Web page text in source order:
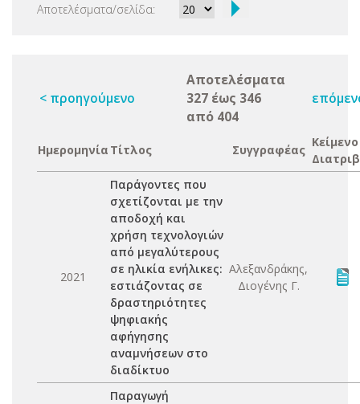
Αποτελέσματα/σελίδα:
< προηγούμενο
Αποτελέσματα
327 έως 346
από 404
Ημερομηνία Τίτλος Συγγραφέας
Κείμενο
2021
Παράγοντες που
σχετίζονται με την
αποδοχή και
χρήση τεχνολογιών
από μεγαλύτερους
σε ηλικία ενήλικες:
εστιάζοντας σε
δραστηριότητες
ψηφιακής
αφήγησης
αναμνήσεων στο
διαδίκτυο
Αλεξανδράκης,
Διογένης Γ.
Παραγωγή